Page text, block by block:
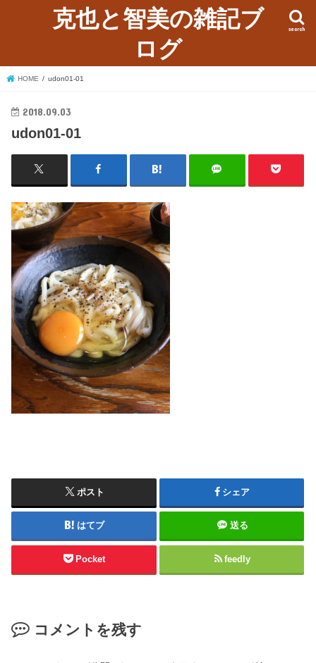
克也と智美の雑記ブ
ログ
search
HOME udon01-01
2018.09.03
udon01-01
ポスト シェア
はてブ 送る
Pocket feedly
コメントを残す